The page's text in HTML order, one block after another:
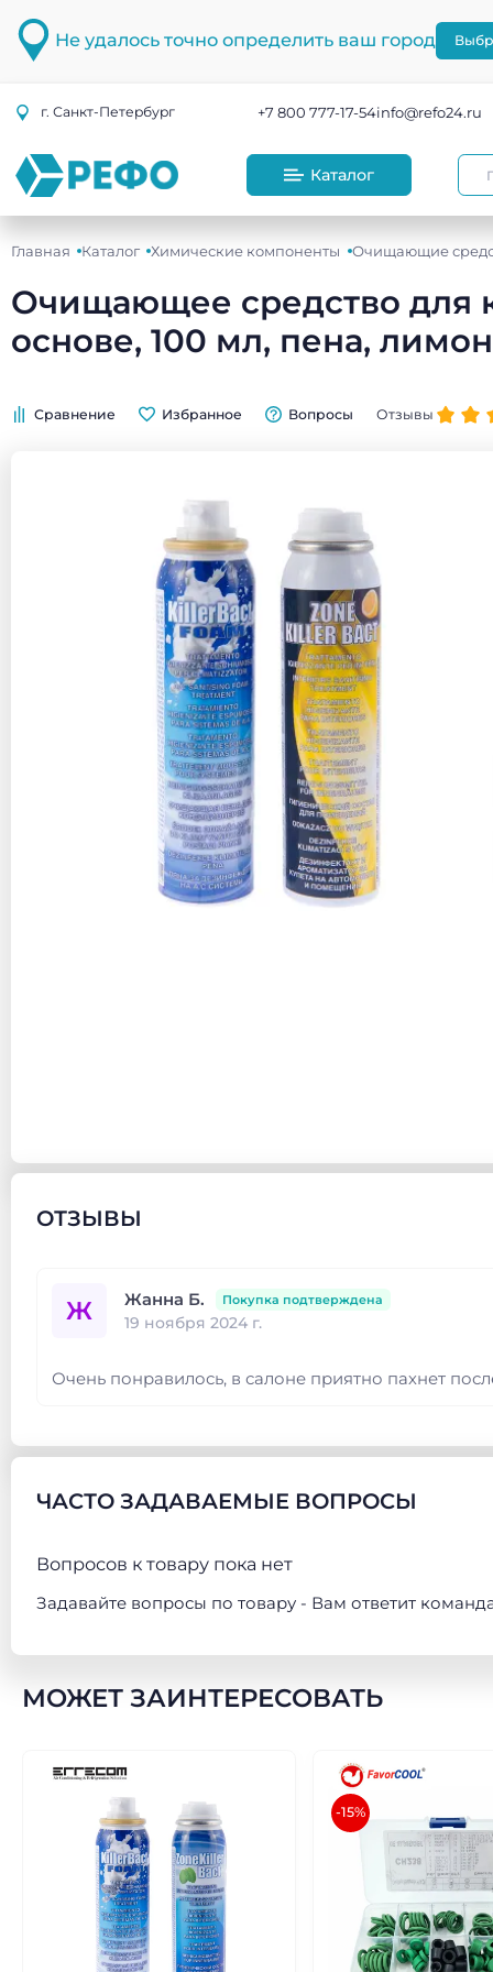
Не удалось точно определить ваш город
г.Санкт-Петербург +7 800 777-17-54info@refo24.ru
Каталог
Главная Каталог Химические компоненты Очищающие
Очищающее средство для
основе, 100 мл, пена, лимон
Сравнение Избранное Вопросы Отзывы
ОТЗЫВЫ
Ж Жанна Б. Покупка подтверждена
19 ноября 2024 г.
Очень понравилось, в салоне приятно пахнет
ЧАСТО ЗАДАВАЕМЫЕ ВОПРОСЫ
Вопросов к товару пока нет
Задавайте вопросы по товару - Вам ответит
МОЖЕТ ЗАИНТЕРЕСОВАТЬ
-15%